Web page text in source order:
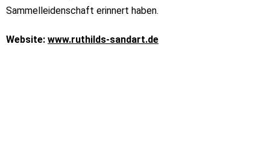
Sammelleidenschaft erinnert haben.
Website: www.ruthilds-sandart.de